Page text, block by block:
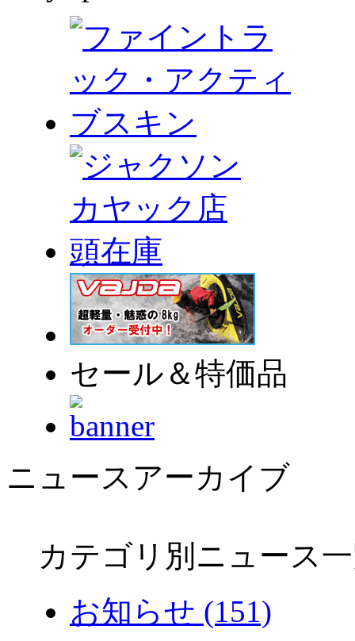
セール＆特価品
ニュースアーカイブ
カテゴリ別ニュース
お知らせ (151)